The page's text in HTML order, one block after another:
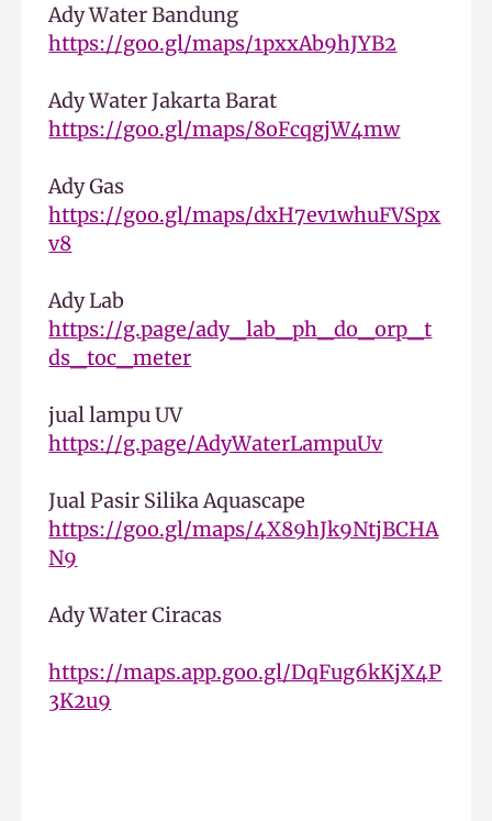
Ady Water Bandung
https://goo.gl/maps/1pxxAb9hJYB2
Ady Water Jakarta Barat
https://goo.gl/maps/8oFcqgjW4mw
Ady Gas
https://goo.gl/maps/dxH7ev1whuFVSpx
v8
Ady Lab
https://g.page/ady_lab_ph_do_orp_t
ds_toc_meter
jual lampu UV
https://g.page/AdyWaterLampuUv
Jual Pasir Silika Aquascape
https://goo.gl/maps/4X89hJk9NtjBCHA
N9
Ady Water Ciracas
https://maps.app.goo.gl/DqFug6kKjX4P
3K2u9